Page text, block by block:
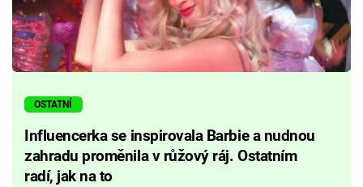
OSTATNÍ
Influencerka se inspirovala Barbie a nudnou
zahradu proměnila v růžový ráj. Ostatním
radí, jak na to